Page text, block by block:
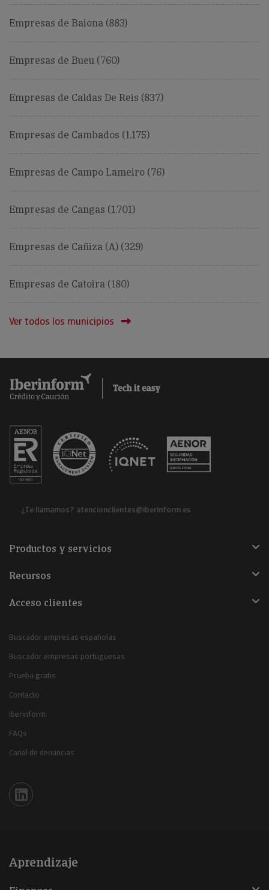
Empresas de Baiona (883)
Empresas de Bueu (760)
Empresas de Caldas De Reis (837)
Empresas de Cambados (1.175)
Empresas de Campo Lameiro (76)
Empresas de Cangas (1.701)
Empresas de Cañiza (A) (329)
Empresas de Catoira (180)
Ver todos los municipios
¿Te llamamos? atencionclientes@iberinform.es
Productos y servicios
Recursos
Acceso clientes
Buscador empresas españolas
Buscador empresas portuguesas
Prueba gratis
Contacto
Iberinform
FAQs
Canal de denuncias
Iberinform en Linkedin
Aprendizaje